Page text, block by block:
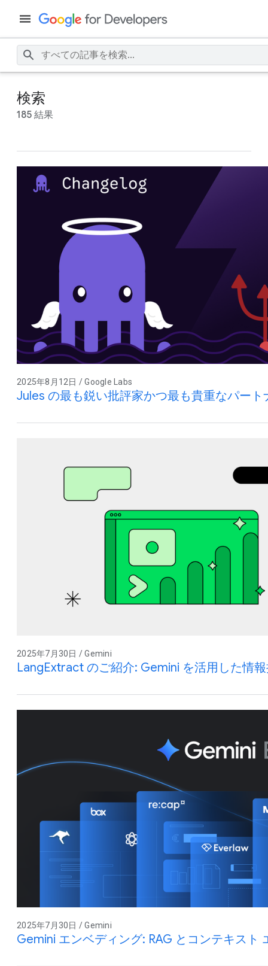
検索
185 結果
2025年8月12日 / Google Labs
Jules の最も鋭い批評家かつ最も貴重なパート
2025年7月30日 / Gemini
LangExtract のご紹介: Gemini を活用した情
2025年7月30日 / Gemini
Gemini エンベディング: RAG とコンテキスト